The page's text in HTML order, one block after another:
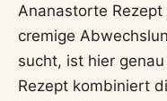
Ananastorte
cremige
sucht, ist hier
Rezept kombiniert